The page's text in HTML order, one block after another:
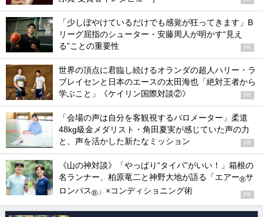
「少しぼやけているだけでも感覚が狂ってきます」B
リーグ屈指のシューター・安藤周人が明かす“見え
る”ことの重要性
PR
世界の頂点に君臨し続けるオランダの超人ハリー・ラ
ブレイセンと日本のエースの太田海也「絶対王者から
学ぶこと」《ケイリン国際対談②》
PR
「会場の声は自分を客観視するバロメーター」柔道
48kg級金メダリスト・角田夏実が感じていた声の力
と、声を活かした新たなミッション
PR
《山の神対談》「やっぱり“タイパ”がいい！」箱根の
名ランナー、柏原竜二と神野大地が語る「エアー®サ
ロンパス® 」×コンディショニング術 PR